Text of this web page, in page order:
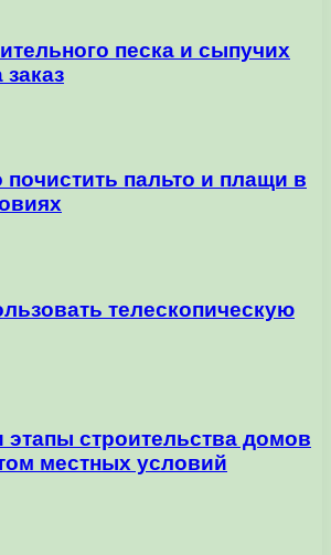
песка и сыпучих
почистить пальто и плащи в
телескопическую
этапы строительства домов
местных условий